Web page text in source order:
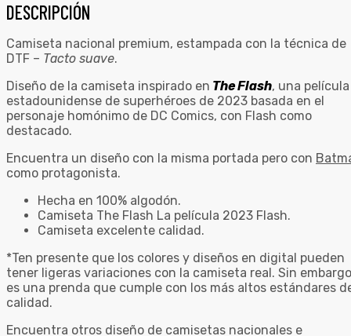
DESCRIPCIÓN
Camiseta nacional premium, estampada con la técnica de
DTF – Tacto suave.
Diseño de la camiseta inspirado en The Flash, una película
estadounidense de superhéroes de 2023 basada en el
personaje homónimo de DC Comics, con Flash como
destacado.
Encuentra un diseño con la misma portada pero con
como protagonista.
Hecha en 100% algodón.
Camiseta The Flash La película 2023 Flash.
Camiseta excelente calidad.
*Ten presente que los colores y diseños en digital pueden
tener ligeras variaciones con la camiseta real. Sin
es una prenda que cumple con los más altos estándares
calidad.
Encuentra otros diseño de camisetas nacionales e